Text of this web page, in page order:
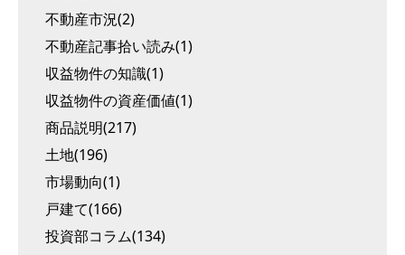
不動産市況(2)
不動産記事拾い読み(1)
収益物件の知識(1)
収益物件の資産価値(1)
商品説明(217)
土地(196)
市場動向(1)
戸建て(166)
投資部コラム(134)